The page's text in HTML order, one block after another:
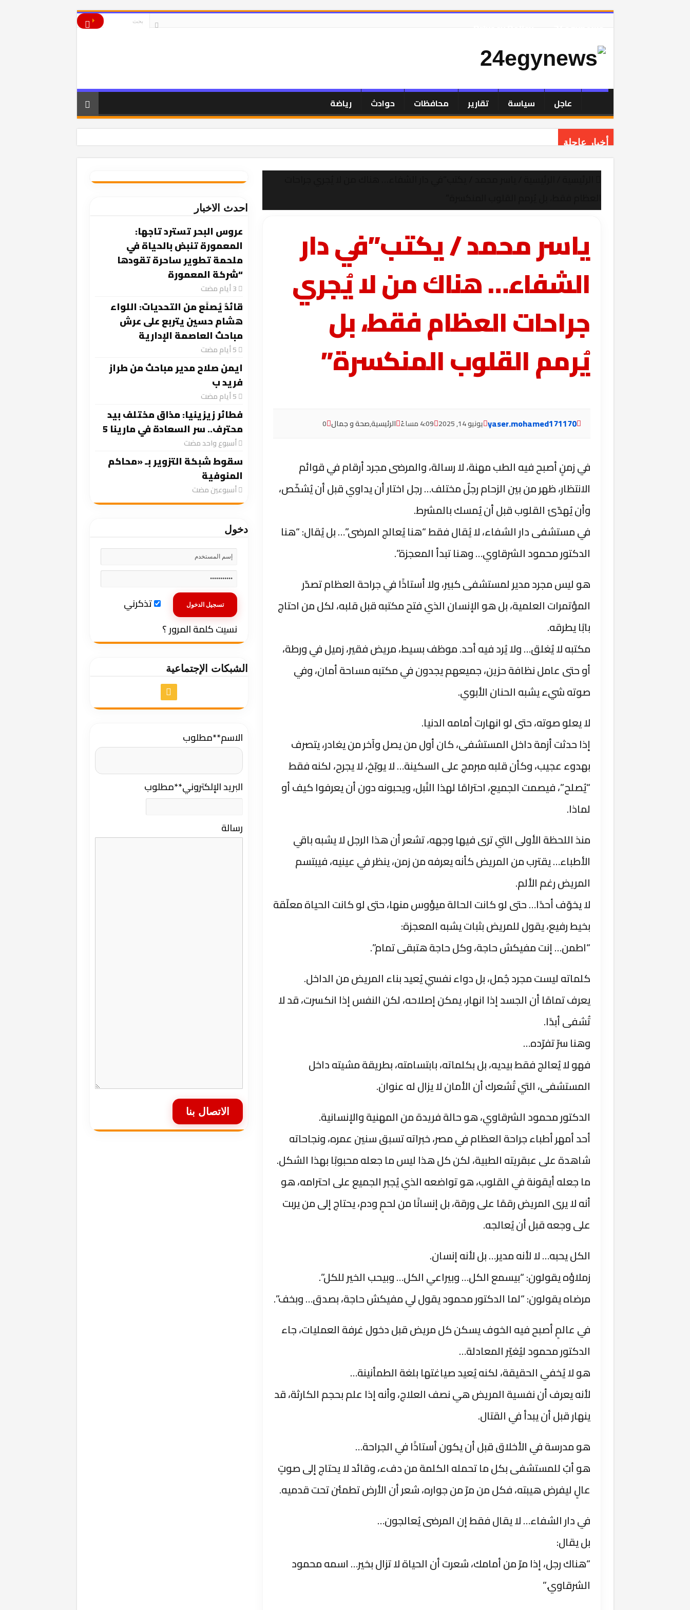
عاجل سياسة تقارير محافظات حوادث رياضة
أخبار عاجلة
عروس البحر تسترد تاجها: المعمورة تنبض بالحياة في ملحمة تطوير ساحرة تقودها “شركة المعمورة
ايمن صلاح مدير مباحث من طراز فريد ب
فطائر زيزينيا: مذاق مختلف بيد محترف.. سر السعادة في مارينا 5
محمد عصمت ضابط.. من طراز فريد
مصطفى أبو بكر: ثورة 23 يوليو أعادت تشكيل العلاقة بين الدولة والمواطن
فارس الكلمة الذي عبر بمشرط الصحافة إلى عمق الوجع الإنساني.. نبيل عطا.. قلم ينبض بآلام البشر وينتصر للحقيقة
محمد جميل مدير من طراز فريد ​بقلم/ ياسر محمد
قلاع البناء والتميز: “المدينة الشبابية برأس البر” ترسم وجه مصر الحضاري وتسطر ملحمة ريادية بقيادة جوهر نبيل ومحمد عزت ​فجر جديد يضيء ربوع الوطن
ياسر محمد / يكتب”في دار
الشفاء… هناك من لا يُجري
جراحات العظام فقط، بل
يُرمم القلوب المنكسرة”
yaser.mohamed171170 يونيو 14, 2025 4:09 مساءً الرئيسية,صحة و جمال 0
في زمنٍ أصبح فيه الطب مهنة، لا رسالة، والمرضى مجرد أرقام في قوائم
الانتظار، ظهر من بين الزحام رجلٌ مختلف… رجل اختار أن يداوي قبل أن يُشخّص،
وأن يُهدّئ القلوب قبل أن يُمسك بالمشرط.
في مستشفى دار الشفاء، لا يُقال فقط “هنا يُعالج المرضى”… بل يُقال: “هنا
الدكتور محمود الشرقاوي… وهنا تبدأ المعجزة”.
هو ليس مجرد مدير لمستشفى كبير، ولا أستاذًا في جراحة العظام تصدّر
المؤتمرات العلمية، بل هو الإنسان الذي فتح مكتبه قبل قلبه، لكل من احتاج
بابًا يطرقه.
مكتبه لا يُغلق… ولا يُرد فيه أحد. موظف بسيط، مريض فقير، زميل في ورطة،
أو حتى عامل نظافة حزين، جميعهم يجدون في مكتبه مساحة أمان، وفي
صوته شيء يشبه الحنان الأبوي.
لا يعلو صوته، حتى لو انهارت أمامه الدنيا.
إذا حدثت أزمة داخل المستشفى، كان أول من يصل وآخر من يغادر، يتصرف
بهدوء عجيب، وكأن قلبه مبرمج على السكينة… لا يوبّخ، لا يجرح، لكنه فقط
“يُصلح”، فيصمت الجميع، احترامًا لهذا النُبل، ويحبونه دون أن يعرفوا كيف أو
لماذا.
منذ اللحظة الأولى التي ترى فيها وجهه، تشعر أن هذا الرجل لا يشبه باقي
الأطباء… يقترب من المريض كأنه يعرفه من زمن، ينظر في عينيه، فيبتسم
المريض رغم الألم.
لا يخوّف أحدًا… حتى لو كانت الحالة ميؤوس منها، حتى لو كانت الحياة معلّقة
بخيط رفيع، يقول للمريض بثبات يشبه المعجزة:
“اطمن… إنت مفيكش حاجة، وكل حاجة هتبقى تمام”.
كلماته ليست مجرد جُمل، بل دواء نفسي يُعيد بناء المريض من الداخل.
يعرف تمامًا أن الجسد إذا انهار، يمكن إصلاحه، لكن النفس إذا انكسرت، قد لا
تُشفى أبدًا.
وهنا سرّ تفرّده…
فهو لا يُعالج فقط بيديه، بل بكلماته، بابتسامته، بطريقة مشيته داخل
المستشفى، التي تُشعرك أن الأمان لا يزال له عنوان.
الدكتور محمود الشرقاوي، هو حالة فريدة من المهنية والإنسانية.
أحد أمهر أطباء جراحة العظام في مصر، خبراته تسبق سنين عمره، ونجاحاته
شاهدة على عبقريته الطبية، لكن كل هذا ليس ما جعله محبوبًا بهذا الشكل.
ما جعله أيقونة في القلوب، هو تواضعه الذي يُجبر الجميع على احترامه، هو
أنه لا يرى المريض رقمًا على ورقة، بل إنسانًا من لحمٍ ودم، يحتاج إلى من يربت
على وجعه قبل أن يُعالجه.
الكل يحبه… لا لأنه مدير… بل لأنه إنسان.
زملاؤه يقولون: “بيسمع الكل… وبيراعي الكل… وبيحب الخير للكل”.
مرضاه يقولون: “لما الدكتور محمود يقول لي مفيكش حاجة، بصدق… وبخف”.
في عالمٍ أصبح فيه الخوف يسكن كل مريض قبل دخول غرفة العمليات، جاء
الدكتور محمود ليُغيّر المعادلة…
هو لا يُخفي الحقيقة، لكنه يُعيد صياغتها بلغة الطمأنينة…
لأنه يعرف أن نفسية المريض هي نصف العلاج، وأنه إذا علم بحجم الكارثة، قد
ينهار قبل أن يبدأ في القتال.
هو مدرسة في الأخلاق قبل أن يكون أستاذًا في الجراحة…
هو أبٌ للمستشفى بكل ما تحمله الكلمة من دفء، وقائد لا يحتاج إلى صوتٍ
عالٍ ليفرض هيبته، فكل من مرّ من جواره، شعر أن الأرض تطمئن تحت قدميه.
في دار الشفاء… لا يقال فقط إن المرضى يُعالجون…
بل يقال:
“هناك رجل، إذا مرّ من أمامك، شعرت أن الحياة لا تزال بخير… اسمه محمود
الشرقاوي.”
احدث الاخبار
عروس البحر تسترد تاجها:
المعمورة تنبض بالحياة في
ملحمة تطوير ساحرة تقودها
“شركة المعمورة
قائدٌ يُصنَع من التحديات: اللواء
هشام حسين يتربع على عرش
مباحث العاصمة الإدارية
ايمن صلاح مدير مباحث من طراز
فريد ب
فطائر زيزينيا: مذاق مختلف بيد
محترف.. سر السعادة في مارينا 5
‏أسبوع واحد مضت
سقوط شبكة التزوير بـ «محاكم
المنوفية
‏أسبوعين مضت
دخول
تذكرني
نسيت كلمة المرور ؟
الشبكات الإجتماعية
الاسم**مطلوب
البريد الإلكتروني**مطلوب
رسالة
الاتصال بنا